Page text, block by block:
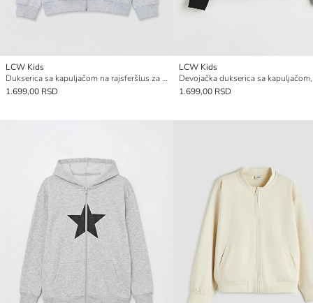
LCW Kids
Dukserica sa kapuljačom na rajsferšlus za devojčice
1.699,00 RSD
LCW Kids
1.699,00 RSD